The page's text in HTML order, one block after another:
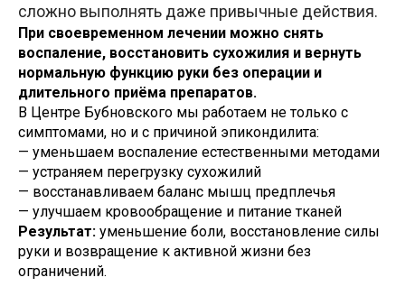
сложно выполнять даже привычные действия.
При своевременном лечении можно снять
воспаление, восстановить сухожилия и вернуть
нормальную функцию руки без операции и
длительного приёма препаратов.
В Центре Бубновского мы работаем не только с
симптомами, но и с причиной эпикондилита:
— уменьшаем воспаление естественными методами
— устраняем перегрузку сухожилий
— восстанавливаем баланс мышц предплечья
— улучшаем кровообращение и питание тканей
Результат: уменьшение боли, восстановление силы
руки и возвращение к активной жизни без
ограничений.